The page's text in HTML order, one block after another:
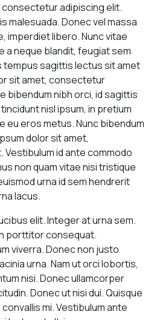
adipiscing elit.
malesuada. Donec vel massa
imperdiet libero. Nunc vitae
a neque blandit, feugiat sem
tempus sagittis lectus sit amet
sit amet, consectetur
bibendum nibh orci, id sagittis
nisl ipsum, in pretium
eu eros metus. Nunc bibendum
dolor sit amet,
id ante commodo
non quam vitae nisi tristique
urna id sem hendrerit
lacus.
elit. Integer at urna sem.
porttitor consequat.
viverra. Donec non justo
urna. Nam ut orci lobortis,
nisi. Donec ullamcorper
Donec ut nisi dui. Quisque
mi. Vestibulum ante